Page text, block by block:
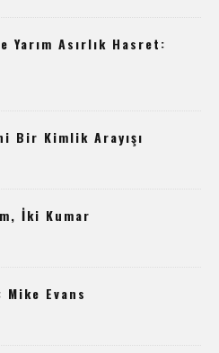
Yarım Asırlık Hasret:
Bir Kimlik Arayışı
İki Kumar
Mike Evans